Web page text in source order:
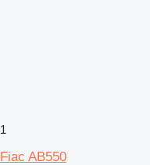
1
Fiac AB550